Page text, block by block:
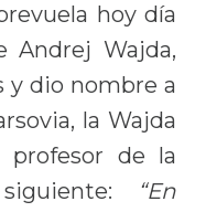
hoy día
Andrej Wajda,
y dio nombre a
la Wajda
profesor de la
“En